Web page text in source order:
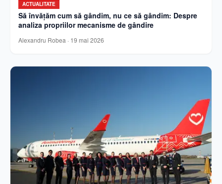
ACTUALITATE
Să învățăm cum să gândim, nu ce să gândim: Despre
analiza propriilor mecanisme de gândire
Alexandru Robea · 19 mai 2026